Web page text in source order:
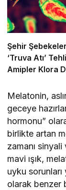
Şehir
‘Truva Atı’
Amipler Klora
Melatonin,
geceye
hormonu”
birlikte artan
zamanı sinyali
mavi ışık,
uyku
olarak benzer